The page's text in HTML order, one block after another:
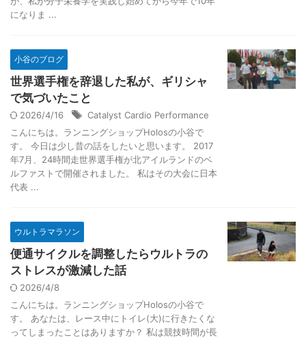
になりま ...
小谷のブログ
世界選手権を辞退した私が、ギリシャ
で気づいたこと
2026/4/16
Catalyst Cardio Performance
こんにちは。ランニングショップHolosの小谷で
す。 今日は少し昔の話をしたいと思います。 2017
年7月、24時間走世界選手権が北アイルランドのベ
ルファストで開催されました。 私はその大会に日本
代表 ...
ウルトラマラソン
便通サイクルを調整したらウルトラの
ストレスが激減した話
2026/4/8
こんにちは。ランニングショップHolosの小谷で
す。 あなたは、レース中にトイレ(大)に行きたくな
ってしまったことはありますか？ 私は競技時間が長